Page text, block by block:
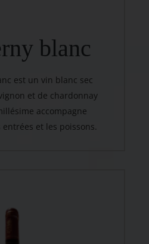
blanc
est un vin blanc sec
et de chardonnay
accompagne
et les poissons.